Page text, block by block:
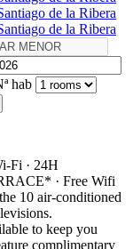
hab
Fi · 24H
· Free Wifi
10 air-conditioned
to keep you
complimentary